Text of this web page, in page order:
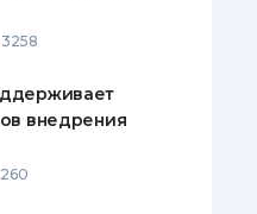
3258
внедрения
260